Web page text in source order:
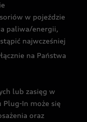
w pojeździe
paliwa/energii,
najwcześniej
na Państwa
lub zasięg w
In może się
oraz